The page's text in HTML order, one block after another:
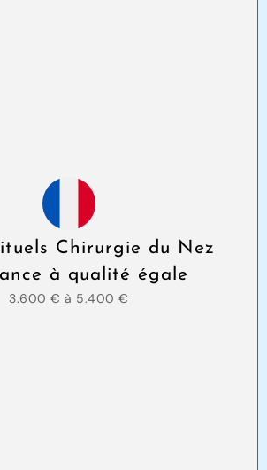
Chirurgie du Nez
à qualité égale
3.600 € à 5.400 €